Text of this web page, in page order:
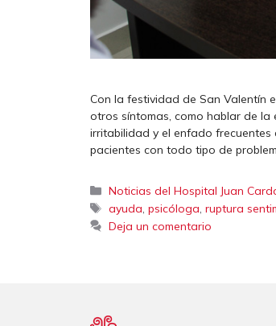
Con la festividad de San Valentín
otros síntomas, como hablar de
irritabilidad y el enfado
pacientes con todo tipo de
Categorías
Noticias del Hospital Juan
Etiquetas
ayuda,psicóloga,ruptura
Deja un comentario